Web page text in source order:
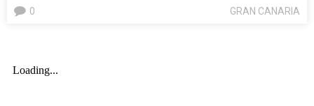
GRAN CANARIA
0